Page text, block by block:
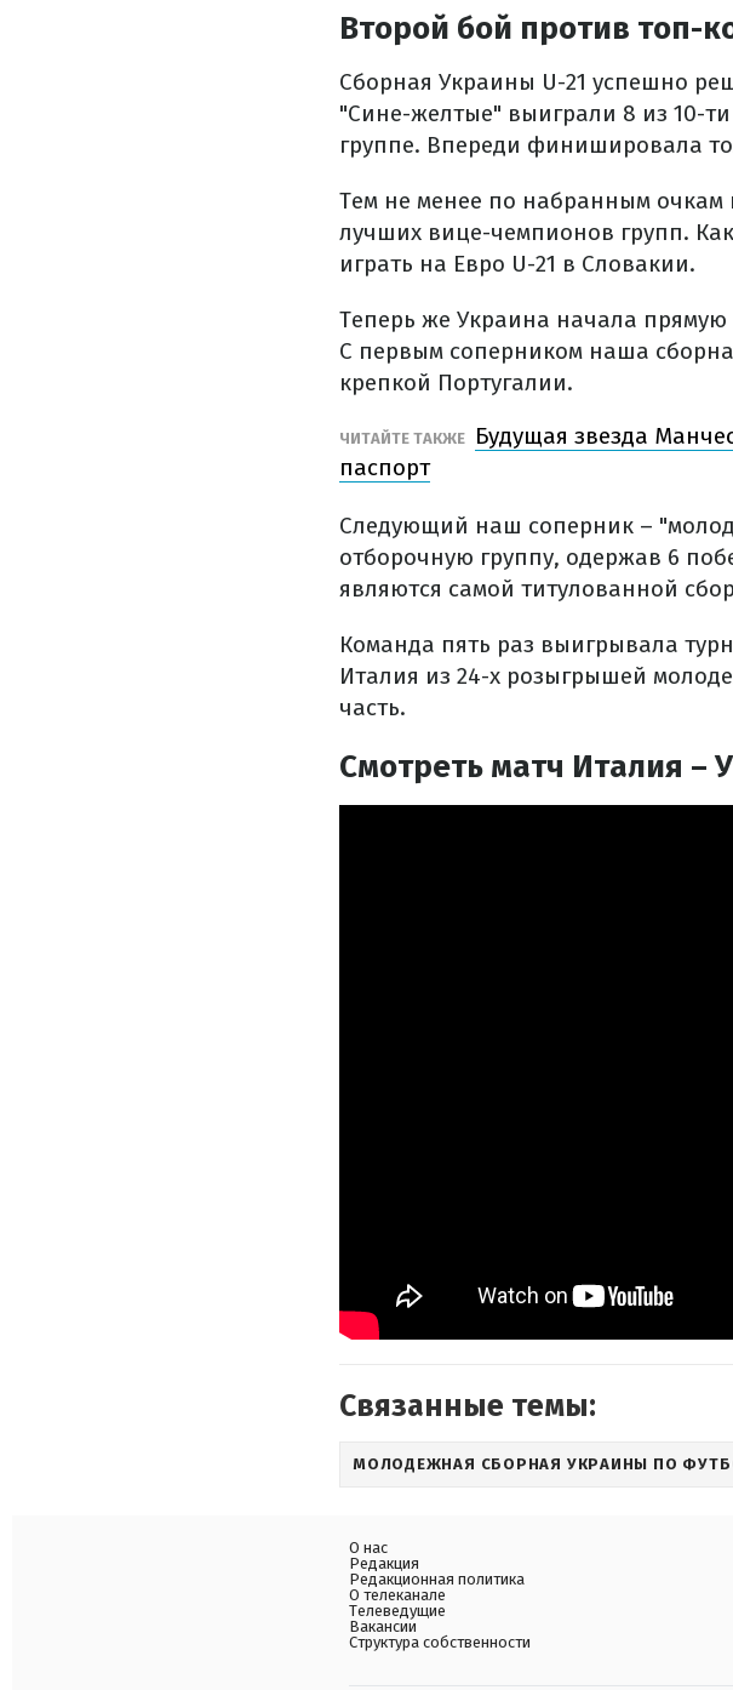
Второй бой против топ-
Сборная Украины U-21 успешно
"Сине-желтые" выиграли 8 из 10-
группе. Впереди финишировала
Тем не менее по набранным очкам
лучших вице-чемпионов групп.
играть на Евро U-21 в Словакии.
Теперь же Украина начала прямую
С первым соперником наша
крепкой Португалии.
ЧИТАЙТЕ ТАКЖЕ
Будущая звезда
паспорт
Следующий наш соперник –
отборочную группу, одержав 6
являются самой титулованной
Команда пять раз выигрывала
Италия из 24-х розыгрышей
часть.
Смотреть матч Италия –
Связанные темы:
МОЛОДЕЖНАЯ СБОРНАЯ УКРАИНЫ ПО
О нас
Редакция
Редакционная политика
О телеканале
Телеведущие
Вакансии
Структура собственности